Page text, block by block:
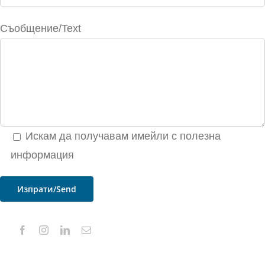
Съобщение/Text
Искам да получавам имейли с полезна
информация